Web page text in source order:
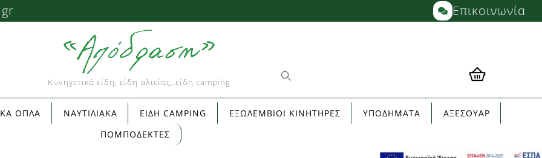
Επικοινωνία
Κυνηγετικά είδη, είδη αλιείας, είδη camping
ΟΠΛΑ ΝΑΥΤΙΛΙΑΚΑ ΕΙΔΗ CAMPING ΕΞΩΛΕΜΒΙΟΙ ΚΙΝΗΤΗΡΕΣ ΥΠΟΔΗΜΑΤΑ
ΑΞΕΣΟΥΑΡ
ΠΟΜΠΟΔΕΚΤΕΣ